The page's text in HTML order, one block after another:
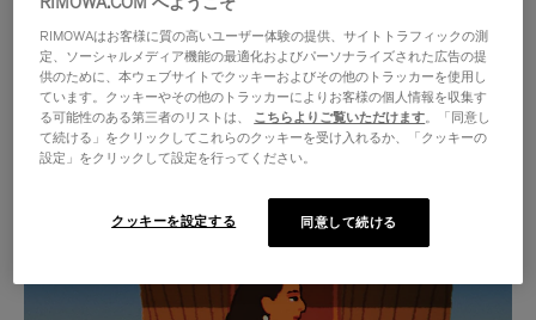
IS
IS
RIMOWAはお客様に質の高いユーザー体験の提供、サイトトラフィックの測
定、ソーシャルメディア機能の最適化およびパーソナライズされた広告の提
供のために、本ウェブサイトでクッキーおよびその他のトラッカーを使用し
ています。クッキーやその他のトラッカーによりお客様の個人情報を収集す
る可能性のある第三者のリストは、 こちらよりご覧いただけます。「同意し
て続ける」をクリックしてこれらのクッキーを受け入れるか、「クッキーの
設定」をクリックして設定を行ってください。
クッキーを設定する 同意して続ける